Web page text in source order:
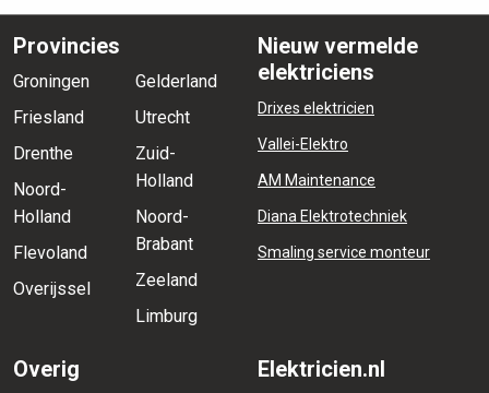
Provincies
Groningen
Friesland
Drenthe
Noord-
Holland
Flevoland
Overijssel
Gelderland
Utrecht
Zuid-
Holland
Noord-
Brabant
Zeeland
Limburg
Nieuw vermelde
elektriciens
Drixes elektricien
Vallei-Elektro
AM Maintenance
Diana Elektrotechniek
Smaling service monteur
Overig Elektricien.nl